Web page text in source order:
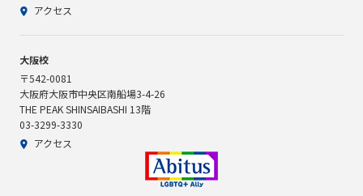
アクセス
大阪校
〒542-0081
大阪府大阪市中央区南船場3-4-26
THE PEAK SHINSAIBASHI 13階
03-3299-3330
アクセス